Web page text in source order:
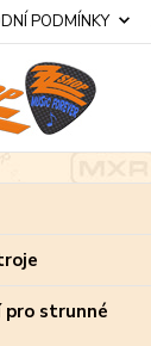
PODMÍNKY
pro strunné